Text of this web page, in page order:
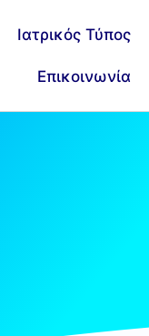
Ιατρικός Τύπος
Επικοινωνία